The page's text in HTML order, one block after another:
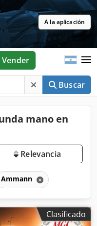
A la aplicación
Buscar
Vender
mano en
Relevancia
Ammann
Clasificado